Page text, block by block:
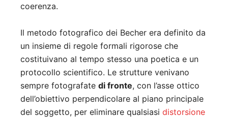
coerenza.
Il metodo fotografico dei Becher era definito da
un insieme di regole formali rigorose che
costituivano al tempo stesso una poetica e un
protocollo scientifico. Le strutture venivano
sempre fotografate di fronte, con l’asse ottico
dell’obiettivo perpendicolare al piano principale
del soggetto, per eliminare qualsiasi distorsione